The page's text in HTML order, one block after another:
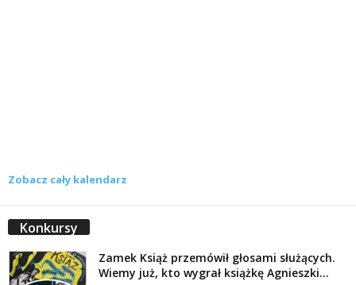
Zobacz cały kalendarz
Konkursy
Zamek Książ przemówił głosami służących.
Wiemy już, kto wygrał książkę Agnieszki...